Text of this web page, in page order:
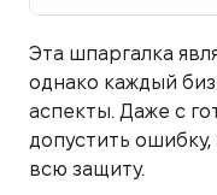
Эта шпаргалка
однако каждый
аспекты. Даже с
допустить
всю защиту.